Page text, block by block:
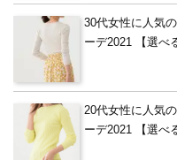
30代女性に人気
ーデ2021 【選べ
20代女性に人気
ーデ2021 【選べ